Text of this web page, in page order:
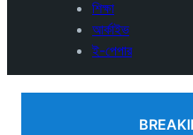
শিক্ষা
আর্কাইভ
ই-পেপার